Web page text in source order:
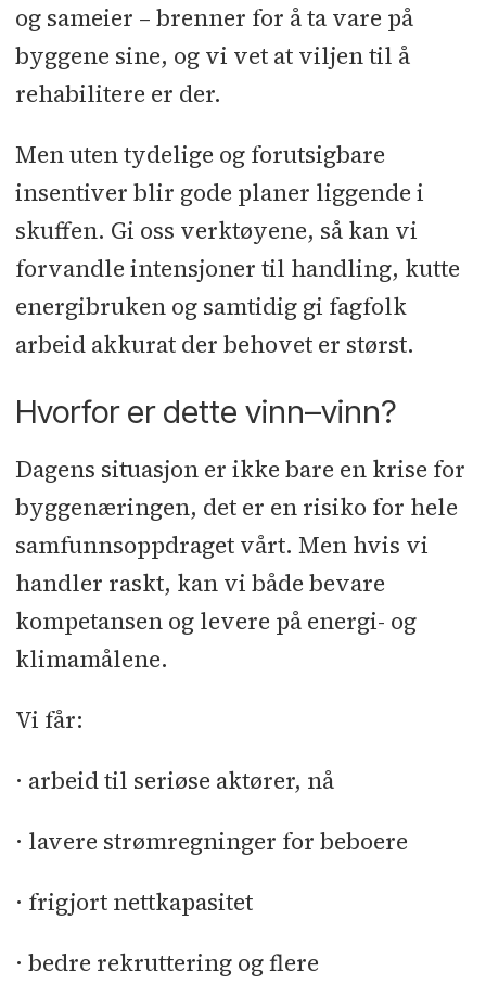
og sameier – brenner for å ta vare på
byggene sine, og vi vet at viljen til å
rehabilitere er der.
Men uten tydelige og forutsigbare
insentiver blir gode planer liggende i
skuffen. Gi oss verktøyene, så kan vi
forvandle intensjoner til handling, kutte
energibruken og samtidig gi fagfolk
arbeid akkurat der behovet er størst.
Hvorfor er dette vinn–vinn?
Dagens situasjon er ikke bare en krise for
byggenæringen, det er en risiko for hele
samfunnsoppdraget vårt. Men hvis vi
handler raskt, kan vi både bevare
kompetansen og levere på energi- og
klimamålene.
Vi får:
· arbeid til seriøse aktører, nå
· lavere strømregninger for beboere
· frigjort nettkapasitet
· bedre rekruttering og flere